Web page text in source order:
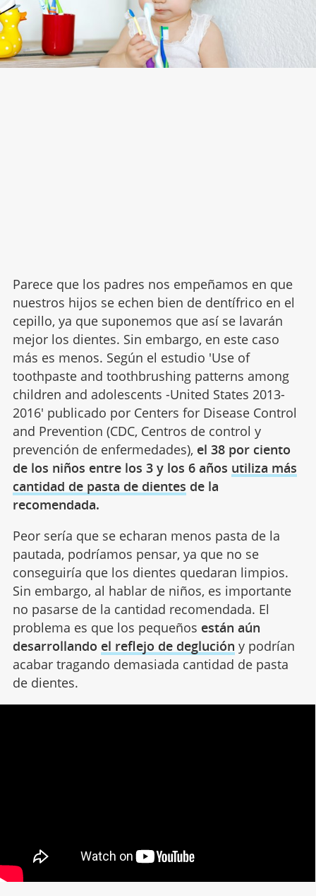
Parece que los padres nos empeñamos en que
nuestros hijos se echen bien de dentífrico en el
cepillo, ya que suponemos que así se lavarán
mejor los dientes. Sin embargo, en este caso
más es menos. Según el estudio 'Use of
toothpaste and toothbrushing patterns among
children and adolescents -United States 2013-
2016' publicado por Centers for Disease Control
and Prevention (CDC, Centros de control y
prevención de enfermedades), el 38 por ciento
de los niños entre los 3 y los 6 años utiliza más
cantidad de pasta de dientes de la
recomendada.
Peor sería que se echaran menos pasta de la
pautada, podríamos pensar, ya que no se
conseguiría que los dientes quedaran limpios.
Sin embargo, al hablar de niños, es importante
no pasarse de la cantidad recomendada. El
problema es que los pequeños están aún
desarrollando el reflejo de deglución y podrían
acabar tragando demasiada cantidad de pasta
de dientes.